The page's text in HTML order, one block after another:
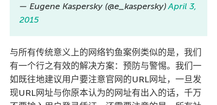
— Eugene Kaspersky (@e_kaspersky)April 3,
2015
与所有传统意义上的网络钓鱼案例类似的是，我们
有一个行之有效的解决方案：预防与警惕。我们一
如既往地建议用户要注意官网的URL网址，一旦发
现URL网址与你原本认为的网址有出入的话，千万